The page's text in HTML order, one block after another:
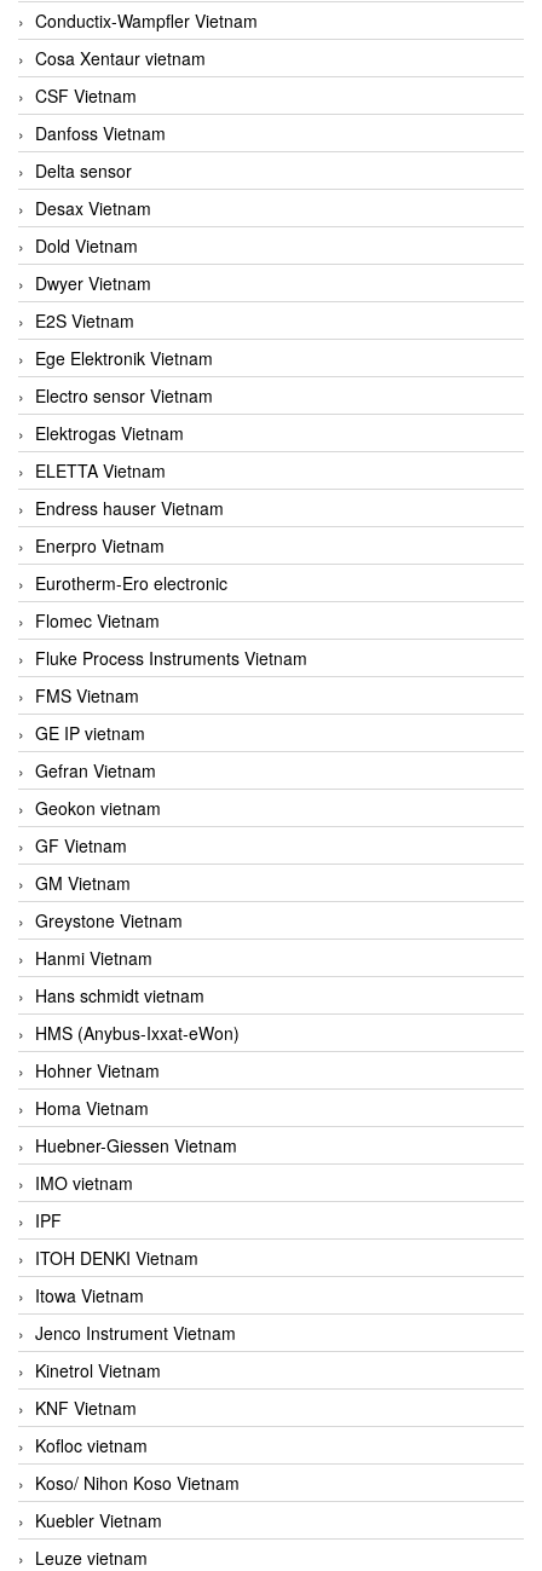
Conductix-Wampfler Vietnam
Cosa Xentaur vietnam
CSF Vietnam
Danfoss Vietnam
Delta sensor
Desax Vietnam
Dold Vietnam
Dwyer Vietnam
E2S Vietnam
Ege Elektronik Vietnam
Electro sensor Vietnam
Elektrogas Vietnam
ELETTA Vietnam
Endress hauser Vietnam
Enerpro Vietnam
Eurotherm-Ero electronic
Flomec Vietnam
Fluke Process Instruments Vietnam
FMS Vietnam
GE IP vietnam
Gefran Vietnam
Geokon vietnam
GF Vietnam
GM Vietnam
Greystone Vietnam
Hanmi Vietnam
Hans schmidt vietnam
HMS (Anybus-Ixxat-eWon)
Hohner Vietnam
Homa Vietnam
Huebner-Giessen Vietnam
IMO vietnam
IPF
ITOH DENKI Vietnam
Itowa Vietnam
Jenco Instrument Vietnam
Kinetrol Vietnam
KNF Vietnam
Kofloc vietnam
Koso/ Nihon Koso Vietnam
Kuebler Vietnam
Leuze vietnam